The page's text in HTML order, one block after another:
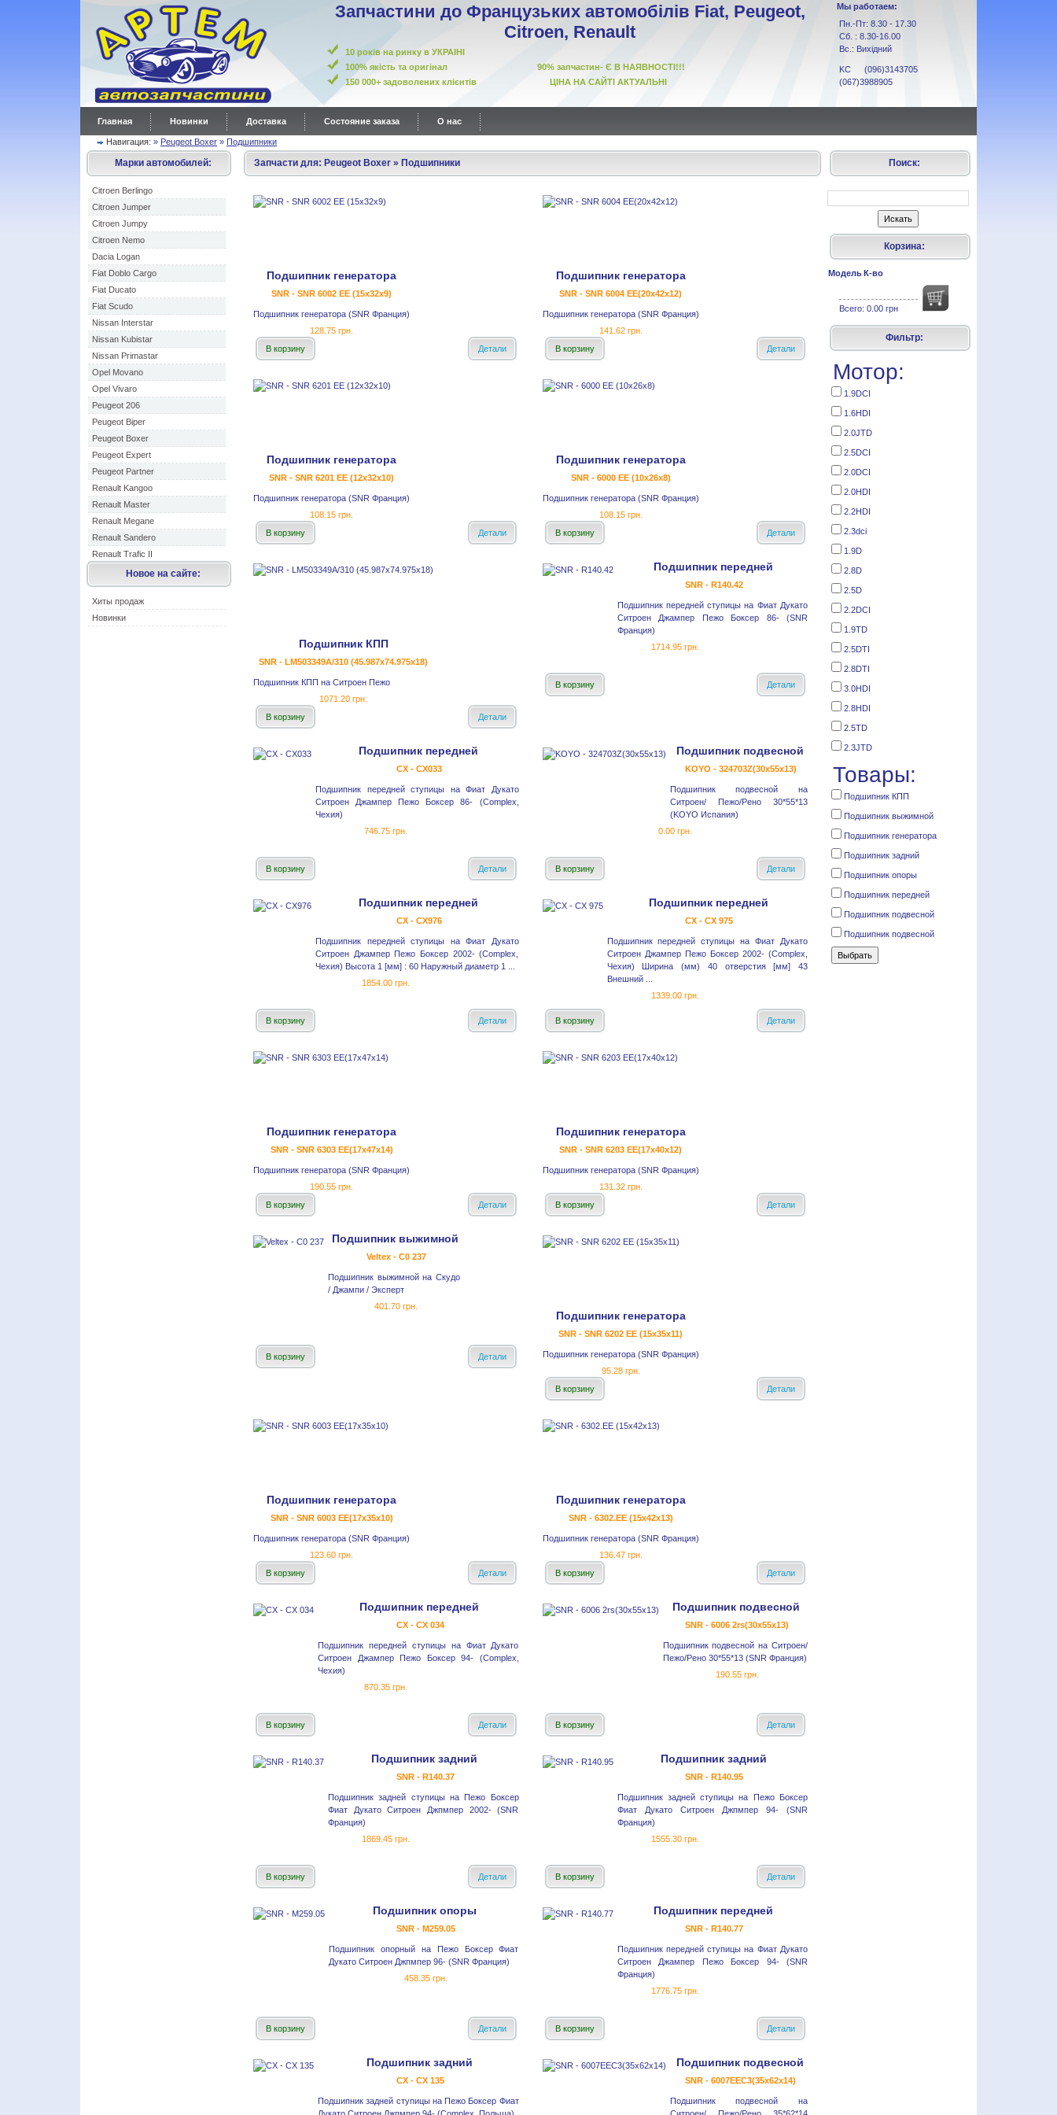
Запчастини до Французьких автомобілів Fiat, Peugeot,
Citroen, Renault
10 років на ринку в УКРАІНІ
100% якість та оригінал 90% запчастин- Є В НАЯВНОСТІ!!!
150 000+ задоволених клієнтів ЦІНА НА САЙТІ АКТУАЛЬНІ
Мы работаем:
Пн.-Пт: 8.30 - 17.30
Сб. : 8.30-16.00
Вс.: Вихідний
KC (096)3143705
(067)3988905
Главная Новинки Доставка Состояние заказа О нас
Навигация: » Peugeot Boxer » Подшипники
Марки автомобилей:
Citroen Berlingo
Citroen Jumper
Citroen Jumpy
Citroen Nemo
Dacia Logan
Fiat Doblo Cargo
Fiat Ducato
Fiat Scudo
Nissan Interstar
Nissan Kubistar
Nissan Primastar
Opel Movano
Opel Vivaro
Peugeot 206
Peugeot Biper
Peugeot Boxer
Peugeot Expert
Peugeot Partner
Renault Kangoo
Renault Master
Renault Megane
Renault Sandero
Renault Trafic II
Новое на сайте:
Хиты продаж
Новинки
Запчасти для: Peugeot Boxer » Подшипники
Подшипник генератора
SNR - SNR 6002 EE (15x32x9)
Подшипник генератора (SNR Франция)
128.75 грн.
В корзину
Детали
Подшипник генератора
SNR - SNR 6004 EE(20x42x12)
Подшипник генератора (SNR Франция)
141.62 грн.
В корзину
Детали
Подшипник генератора
SNR - SNR 6201 EE (12x32x10)
Подшипник генератора (SNR Франция)
108.15 грн.
В корзину
Детали
Подшипник генератора
SNR - 6000 EE (10x26x8)
Подшипник генератора (SNR Франция)
108.15 грн.
В корзину
Детали
Подшипник КПП
SNR - LM503349A/310 (45.987x74.975x18)
Подшипник КПП на Ситроен Пежо
1071.20 грн.
В корзину
Детали
Подшипник передней
SNR - R140.42
Подшипник передней ступицы на Фиат Дукато
Ситроен Джампер Пежо Боксер 86- (SNR
Франция)
1714.95 грн.
В корзину Детали
Подшипник передней
CX - CX033
Подшипник передней ступицы на Фиат Дукато
Ситроен Джампер Пежо Боксер 86- (Complex,
Чехия)
746.75 грн.
В корзину Детали
Подшипник подвесной
KOYO - 324703Z(30x55x13)
Подшипник подвесной на
Ситроен/ Пежо/Рено 30*55*13
(KOYO Испания)
0.00 грн.
В корзину Детали
Подшипник передней
CX - CX976
Подшипник передней ступицы на Фиат Дукато
Ситроен Джампер Пежо Боксер 2002- (Complex,
Чехия) Высота 1 [мм] : 60 Наружный диаметр 1 ...
1854.00 грн.
В корзину Детали
Подшипник передней
CX - CX 975
Подшипник передней ступицы на Фиат Дукато
Ситроен Джампер Пежо Боксер 2002- (Complex,
Чехия) Ширина (мм) 40 отверстия [мм] 43
Внешний ...
1339.00 грн.
В корзину Детали
Подшипник генератора
SNR - SNR 6303 EE(17x47x14)
Подшипник генератора (SNR Франция)
190.55 грн.
В корзину
Детали
Подшипник генератора
SNR - SNR 6203 EE(17x40x12)
Подшипник генератора (SNR Франция)
131.32 грн.
В корзину
Детали
Подшипник выжимной
Veltex - C0 237
Подшипник выжимной на Скудо
/ Джампи / Эксперт
401.70 грн.
В корзину Детали
Подшипник генератора
SNR - SNR 6202 EE (15x35x11)
Подшипник генератора (SNR Франция)
95.28 грн.
В корзину
Детали
Подшипник генератора
SNR - SNR 6003 EE(17x35x10)
Подшипник генератора (SNR Франция)
123.60 грн.
В корзину
Детали
Подшипник генератора
SNR - 6302.EE (15x42x13)
Подшипник генератора (SNR Франция)
136.47 грн.
В корзину
Детали
Подшипник передней
CX - CX 034
Подшипник передней ступицы на Фиат Дукато
Ситроен Джампер Пежо Боксер 94- (Complex,
Чехия)
870.35 грн.
В корзину Детали
Подшипник подвесной
SNR - 6006 2rs(30x55x13)
Подшипник подвесной на Ситроен/
Пежо/Рено 30*55*13 (SNR Франция)
190.55 грн.
В корзину Детали
Подшипник задний
SNR - R140.37
Подшипник задней ступицы на Пежо Боксер
Фиат Дукато Ситроен Джпмпер 2002- (SNR
Франция)
1869.45 грн.
В корзину Детали
Подшипник задний
SNR - R140.95
Подшипник задней ступицы на Пежо Боксер
Фиат Дукато Ситроен Джпмпер 94- (SNR
Франция)
1555.30 грн.
В корзину Детали
Подшипник опоры
SNR - M259.05
Подшипник опорный на Пежо Боксер Фиат
Дукато Ситроен Джпмпер 96- (SNR Франция)
458.35 грн.
В корзину Детали
Подшипник передней
SNR - R140.77
Подшипник передней ступицы на Фиат Дукато
Ситроен Джампер Пежо Боксер 94- (SNR
Франция)
1776.75 грн.
В корзину Детали
Подшипник задний
CX - CX 135
Подшипник задней ступицы на Пежо Боксер Фиат
Подшипник подвесной
SNR - 6007EEC3(35x62x14)
Подшипник подвесной на
Поиск:
Корзина:
МодельК-во
Всего: 0.00 грн
Фильтр:
Мотор:
1.9DCI
1.6HDI
2.0JTD
2.5DCI
2.0DCI
2.0HDI
2.2HDI
2.3dci
1.9D
2.8D
2.5D
2.2DCI
1.9TD
2.5DTI
2.8DTI
3.0HDI
2.8HDI
2.5TD
2.3JTD
Товары:
Подшипник КПП
Подшипник выжимной
Подшипник генератора
Подшипник задний
Подшипник опоры
Подшипник передней
Подшипник подвесной
Подшипник подвесной